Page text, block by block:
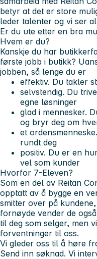
betyr at det er store
leder talenter og vi ser
Er du ute etter en bra
Hvem er du?
Kanskje du har
første jobb i butikk?
jobben, så lenge du er
effektiv. Du takler
selvstendig. Du
egne løsninger
glad i mennesker.
og bryr deg om
et ordensmenneske
rundt deg
positiv. Du er en
vel som kunder
Hvorfor 7-Eleven?
Som en del av Reitan
opptatt av å bygge en
smitter over på
fornøyde vender de
til deg som selger, men
forventninger til oss.
Vi gleder oss til å høre
Send inn søknad. Vi